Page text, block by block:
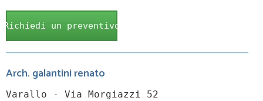
Richiedi un preventivo
Arch. galantini renato
Varallo - Via Morgiazzi 52